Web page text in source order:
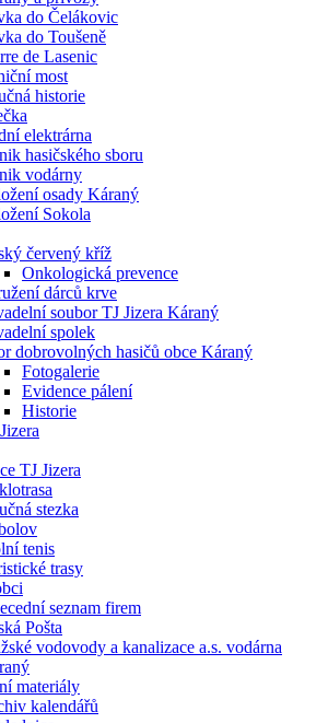
do Čelákovic
do Toušeně
de Lasenic
most
historie
elektrárna
hasičského sboru
vodárny
osady Káraný
Sokola
červený kříž
Onkologická prevence
dárců krve
soubor TJ Jizera Káraný
spolek
dobrovolných hasičů obce Káraný
Fotogalerie
Evidence pálení
Historie
TJ Jizera
stezka
tenis
trasy
seznam firem
Pošta
vodovody a kanalizace a.s. vodárna
materiály
kalendářů